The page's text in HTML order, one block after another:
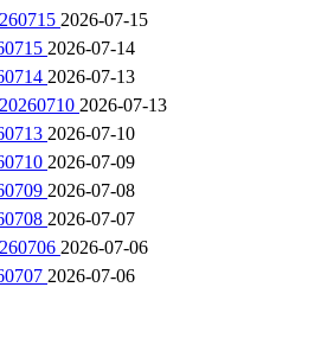
2026-07-15
2026-07-14
2026-07-13
2026-07-13
2026-07-10
2026-07-09
2026-07-08
2026-07-07
2026-07-06
2026-07-06